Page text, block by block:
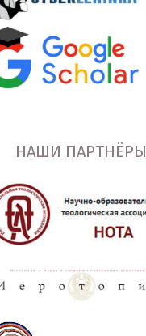
НАШИ ПАРТНЁРЫ